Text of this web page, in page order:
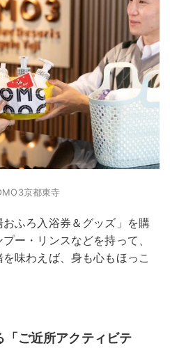
京都東寺
ふろ入浴券＆グッズ」を購
ー・リンスなどを持って、
味わえば、身も心もほっこ
ご近所アクティビテ